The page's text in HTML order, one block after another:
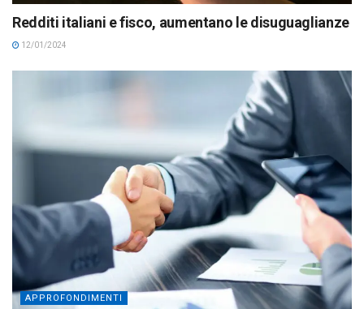
Redditi italiani e fisco, aumentano le disuguaglianze
12/01/2024
APPROFONDIMENTI